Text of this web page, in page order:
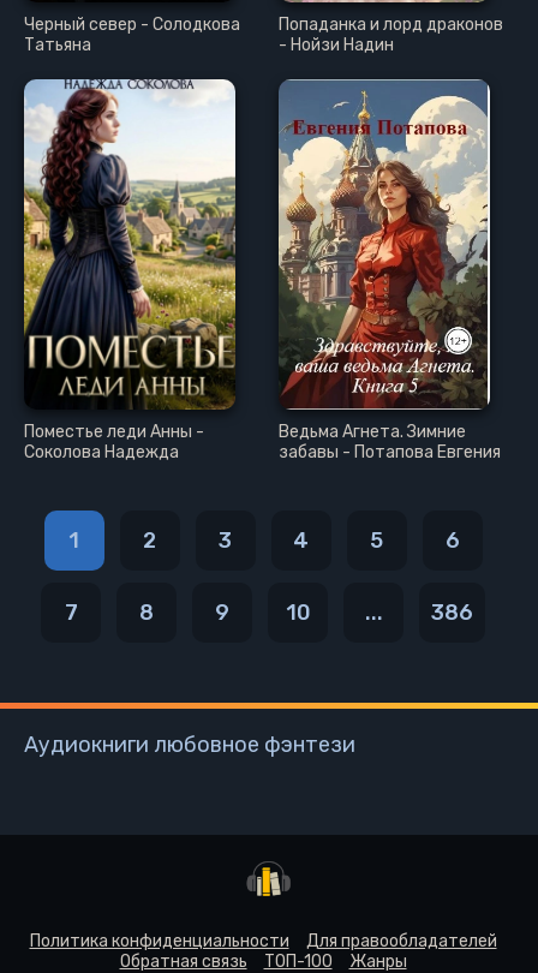
Аудиокниги любовное фэнтези
Черный север - Солодкова
Татьяна
Попаданка и лорд драконов
- Нойзи Надин
Поместье леди Анны -
Соколова Надежда
Ведьма Агнета. Зимние
забавы - Потапова Евгения
1 2 3 4 5 6
7 8 9 10 ... 386
Политика конфиденциальности
Для правообладателей
Обратная связь
ТОП-100
Жанры